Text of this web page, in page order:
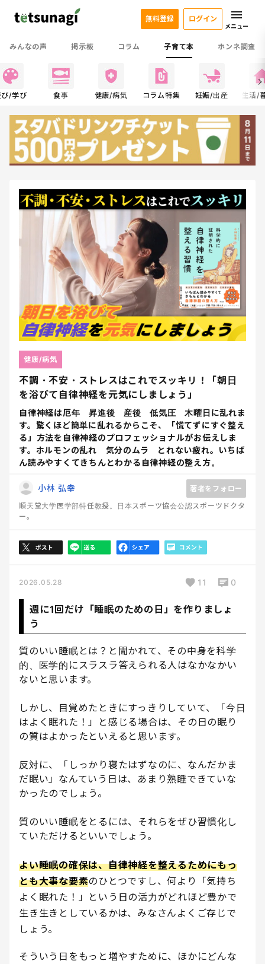
みんなの声 掲示板 コラム 子育て本 ホンネ調査
無料登録 ログイン
メニュー
び/学び 食事 健康/病気 コラム特集 妊娠/出産 生活/
不調・不安・ストレスはこれでスッキリ！「朝日
を浴びて自律神経を元気にしましょう」
自律神経は厄年 昇進後 産後 低気圧 木曜日に乱れま
す。驚くほど簡単に乱れるからこそ、「慌てずにすぐ整え
る」方法を自律神経のプロフェッショナルがお伝えしま
す。ホルモンの乱れ 気分のムラ とれない疲れ。いちば
ん読みやすくてきちんとわかる自律神経の整え方。
健康/病気
小林 弘幸
著者をフォロー
順天堂大学医学部特任教授。日本スポーツ協会公認スポーツドクタ
ー。
2026.05.28 11 0
週に1回だけ「睡眠のための日」を作りましょ
う
質のいい睡眠とは？と聞かれて、その中身を科学
的、医学的にスラスラ答えられる人はなかなかい
ないと思います。
しかし、目覚めたときにすっきりしていて、「今日
はよく眠れた！」と感じる場合は、その日の眠り
の質はよかったといえると思います。
反対に、「しっかり寝たはずなのに、なんだかま
だ眠い」なんていう日は、あまり熟睡できていな
かったのでしょう。
質のいい睡眠をとるには、それらをぜひ習慣化し
ていただけるといいでしょう。
よい睡眠の確保は、自律神経を整えるためにもっ
とも大事な要素のひとつですし、何より「気持ち
よく眠れた！」という日の活力がどれほど豊かで
生き生きとしているかは、みなさんよくご存じで
しょう。
そういう日をもっと増やすために、ほかにどんな